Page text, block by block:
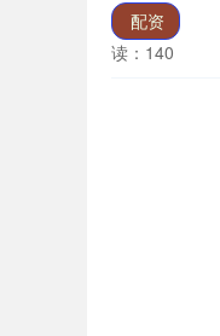
配资
读：140